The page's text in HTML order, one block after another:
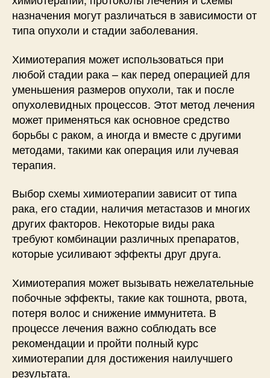
назначения могут различаться в зависимости от
типа опухоли и стадии заболевания.
Химиотерапия может использоваться при
любой стадии рака – как перед операцией для
уменьшения размеров опухоли, так и после
опухолевидных процессов. Этот метод лечения
может применяться как основное средство
борьбы с раком, а иногда и вместе с другими
методами, такими как операция или лучевая
терапия.
Выбор схемы химиотерапии зависит от типа
рака, его стадии, наличия метастазов и многих
других факторов. Некоторые виды рака
требуют комбинации различных препаратов,
которые усиливают эффекты друг друга.
Химиотерапия может вызывать нежелательные
побочные эффекты, такие как тошнота, рвота,
потеря волос и снижение иммунитета. В
процессе лечения важно соблюдать все
рекомендации и пройти полный курс
химиотерапии для достижения наилучшего
результата.